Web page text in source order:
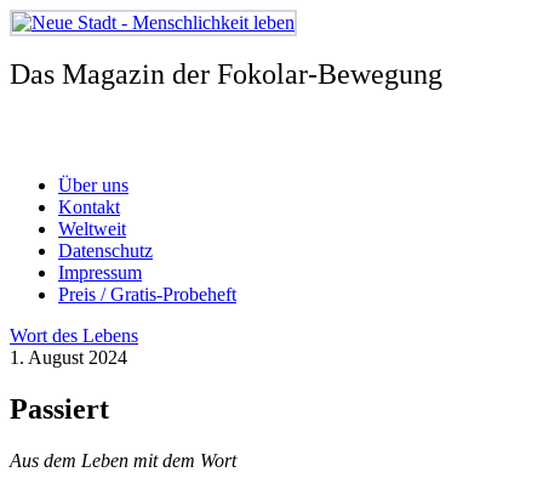
Zum
Inhalt
springen
Das Magazin der Fokolar-Bewegung
Über uns
Kontakt
Weltweit
Datenschutz
Impressum
Preis / Gratis-Probeheft
Wort des Lebens
1. August 2024
Passiert
Aus dem Leben mit dem Wort